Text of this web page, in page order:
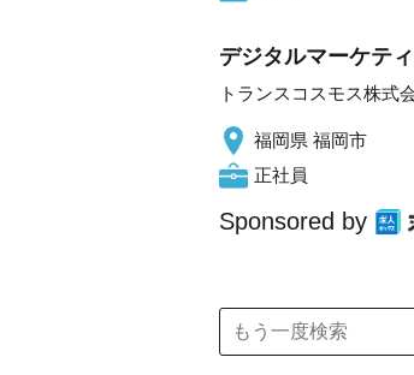
デジタルマーケテ
トランスコスモス株式
福岡県 福岡市
正社員
Sponsored by